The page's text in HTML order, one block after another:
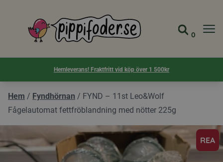
Pippifoder logotyp Gå till
Visa
0
Hemleverans! Fraktfritt vid köp över 1 500kr
Hem / Fyndhörnan / FYND – 11st Leo&Wolf
Fågelautomat fettfröblandning med nötter 225g
REA